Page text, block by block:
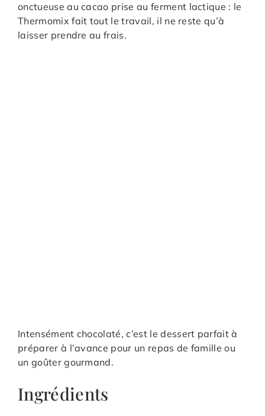
onctueuse au cacao prise au ferment lactique : le
Thermomix fait tout le travail, il ne reste qu’à
laisser prendre au frais.
Intensément chocolaté, c’est le dessert parfait à
préparer à l’avance pour un repas de famille ou
un goûter gourmand.
Ingrédients